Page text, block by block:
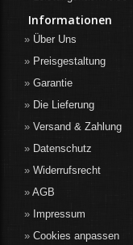
Informationen
Über Uns
Preisgestaltung
Garantie
Die Lieferung
Versand & Zahlung
Datenschutz
Widerrufsrecht
AGB
Impressum
Cookies anpassen